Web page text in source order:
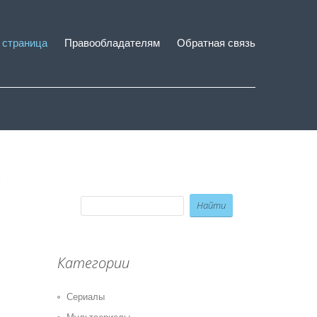
Правообладателям Обратная связь
Категории
Сериалы